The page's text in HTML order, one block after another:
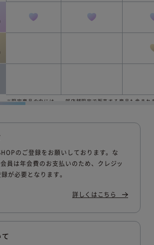
※限定商品の中には、一部店舗限定で販売する商品も含まれ
のご登録をお願いしております。な
員は年会費のお支払いのため、クレジッ
録が必要となります。
詳しくはこちら